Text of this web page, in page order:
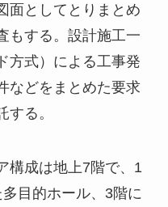
面としてとりまとめ
もする。設計施工一
方式）による工事発
などをまとめた要求
る。
構成は地上7階で、1
目的ホール、3階に